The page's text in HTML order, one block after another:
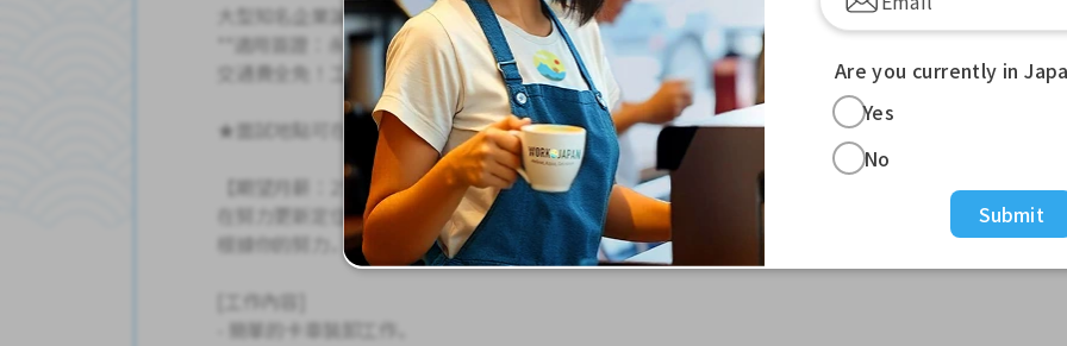
大型知名企業誠聘合約工！
**適用簽證：永住者、定住者、日本人配偶、永住者配偶**
交通費全免！工作地點靠近車站！
★面試地點可在家附近！
【期望月薪：25萬日圓（年薪：300萬日圓）】
在努力更新定住者簽證或取得永住者簽證的同時，請提供穩定的收入證明！
根據你的努力，年薪最高可達30萬日元以上！
[工作內容]
- 簡單的卡車裝卸工作。
Are you currently in
Yes
No
Submit